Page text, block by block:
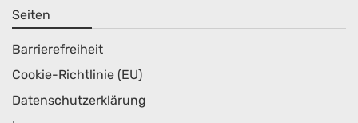
Seiten
Barrierefreiheit
Cookie-Richtlinie (EU)
Datenschutzerklärung